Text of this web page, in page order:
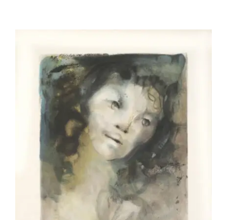
Leonor Fini – III (L’absente)